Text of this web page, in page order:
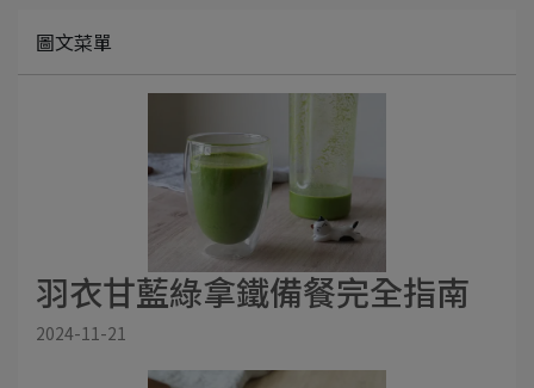
圖文菜單
羽衣甘藍綠拿鐵備餐完全指南
2024-11-21